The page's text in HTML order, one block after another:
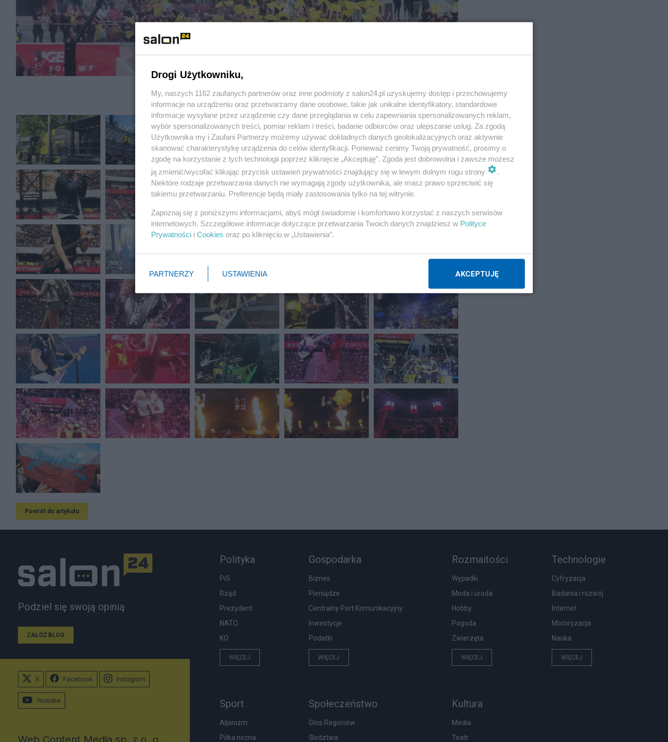
POPRZEDNIE 15 z 31 NASTĘPNE
Powrót do artykułu
Podziel się swoją opinią
ZAŁÓŻ BLOG
Polityka
PiS
Rząd
Prezydent
NATO
KO
WIĘCEJ
Gospodarka
Biznes
Pieniądze
Centralny Port Komunikacyjny
Inwestycje
Podatki
WIĘCEJ
Rozmaitości
Wypadki
Moda i uroda
Hobby
Pogoda
Zwierzęta
WIĘCEJ
Technologie
Cyfryzacja
Badania i rozwój
Internet
Motoryzacja
Nauka
WIĘCEJ
Sport
Alpinizm
Piłka nożna
Społeczeństwo
Głos Regionów
Śledztwa
Kultura
Media
Teatr
X Facebook Instagram
Youtube
Web Content Media sp. z o. o.
Drogi Użytkowniku,
My, naszych 1162 zaufanych partnerów oraz inne podmioty z salon24.pl uzyskujemy dostęp i przechowujemy
informacje na urządzeniu oraz przetwarzamy dane osobowe, takie jak unikalne identyfikatory, standardowe
informacje wysyłane przez urządzenie czy dane przeglądania w celu zapewniania spersonalizowanych reklam,
wybór spersonalizowanych treści, pomiar reklam i treści, badanie odbiorców oraz ulepszanie usług. Za zgodą
Użytkownika my i Zaufani Partnerzy możemy używać dokładnych danych geolokalizacyjnych oraz aktywnie
skanować charakterystykę urządzenia do celów identyfikacji. Ponieważ cenimy Twoją prywatność, prosimy o
zgodę na korzystanie z tych technologii poprzez kliknięcie „Akceptuję”. Zgoda jest dobrowolna i zawsze możesz
ją zmienić/wycofać klikając przycisk ustawień prywatności znajdujący się w lewym dolnym rogu strony
Niektóre rodzaje przetwarzania danych nie wymagają zgody użytkownika, ale masz prawo sprzeciwić się
takiemu przetwarzaniu. Preferencje będą miały zastosowania tylko na tej witrynie.
Zapoznaj się z poniższymi informacjami, abyś mógł świadomie i komfortowo korzystać z naszych serwisów
internetowych. Szczegółowe informacje dotyczące przetwarzania Twoich danych znajdziesz w Polityce
Prywatności i Cookies oraz po kliknięciu w „Ustawienia”.
PARTNERZY USTAWIENIA AKCEPTUJĘ